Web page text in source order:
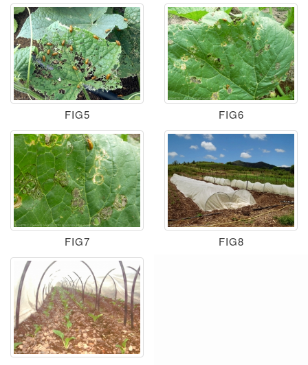
FIG5 FIG6
FIG7 FIG8